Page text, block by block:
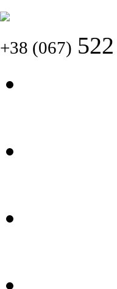
+38 (067)